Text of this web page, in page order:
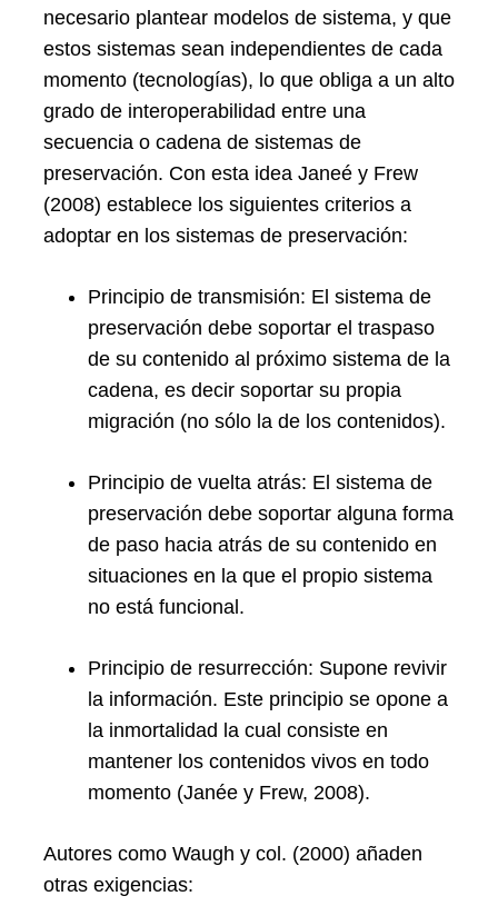
necesario plantear modelos de sistema, y que
estos sistemas sean independientes de cada
momento (tecnologías), lo que obliga a un alto
grado de interoperabilidad entre una
secuencia o cadena de sistemas de
preservación. Con esta idea Janeé y Frew
(2008) establece los siguientes criterios a
adoptar en los sistemas de preservación:
Principio de transmisión: El sistema de
preservación debe soportar el traspaso
de su contenido al próximo sistema de la
cadena, es decir soportar su propia
migración (no sólo la de los contenidos).
Principio de vuelta atrás: El sistema de
preservación debe soportar alguna forma
de paso hacia atrás de su contenido en
situaciones en la que el propio sistema
no está funcional.
Principio de resurrección: Supone revivir
la información. Este principio se opone a
la inmortalidad la cual consiste en
mantener los contenidos vivos en todo
momento (Janée y Frew, 2008).
Autores como Waugh y col. (2000) añaden
otras exigencias: